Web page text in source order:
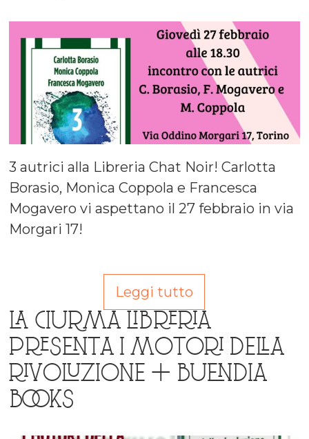
3 autrici alla Libreria Chat Noir! Carlotta
Borasio, Monica Coppola e Francesca
Mogavero vi aspettano il 27 febbraio in via
Morgari 17!
Leggi tutto
LA CIURMA LIBRERIA
PRESENTA I MOTORI DELLA
RIVOLUZIONE + BUENDIA
BOOKS